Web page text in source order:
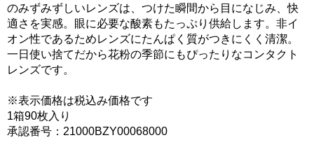
のみずみずしいレンズは、つけた瞬間から目になじみ、快
適さを実感。眼に必要な酸素もたっぷり供給します。非イ
オン性であるためレンズにたんぱく質がつきにくく清潔。
一日使い捨てだから花粉の季節にもぴったりなコンタクト
レンズです。
※表示価格は税込み価格です
1箱90枚入り
承認番号：21000BZY00068000